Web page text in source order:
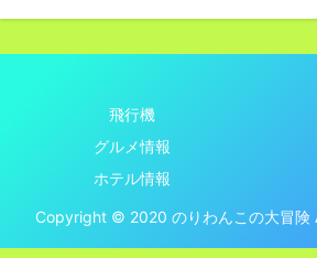
飛行機
グルメ情報
ホテル情報
Copyright © 2020 のりわんこの大冒険